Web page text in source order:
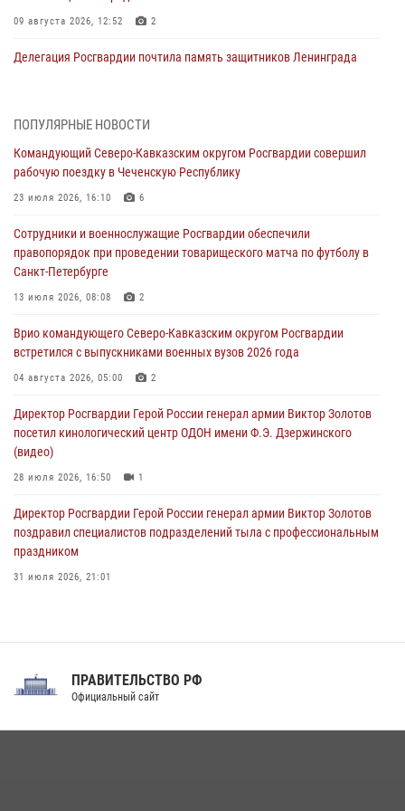
09 августа 2026, 12:52 2
Делегация Росгвардии почтила память защитников Ленинграда
«Я расскажу вам о Герое»: подвиг Героя России Сергея Перца
09 августа 2026, 11:00
Росгвардейцы в зоне СВО передали подарки детям и помогли
09 августа 2026, 09:00
В Чеченской Республике пожарные расчеты Росгвардии и МЧС
отработали межведомственное взаимодействие
В Центральных регионах России продолжается ведомственная
акция «Каникулы с Росгвардией»
ПОПУЛЯРНЫЕ НОВОСТИ
Командующий Северо-Кавказским округом Росгвардии совершил
рабочую поездку в Чеченскую Республику
23 июля 2026, 16:10 6
Сотрудники и военнослужащие Росгвардии обеспечили
правопорядок при проведении товарищеского матча по футболу в
Санкт-Петербурге
13 июля 2026, 08:08 2
Врио командующего Северо-Кавказским округом Росгвардии
встретился с выпускниками военных вузов 2026 года
04 августа 2026, 05:00 2
Директор Росгвардии Герой России генерал армии Виктор Золотов
посетил кинологический центр ОДОН имени Ф.Э. Дзержинского
(видео)
28 июля 2026, 16:50 1
Директор Росгвардии Герой России генерал армии Виктор Золотов
поздравил специалистов подразделений тыла с профессиональным
праздником
31 июля 2026, 21:01
Праздник «Один день с Росгвардией» к 105-летию Центрального
ПРАВИТЕЛЬСТВО РФ
Официальный сайт